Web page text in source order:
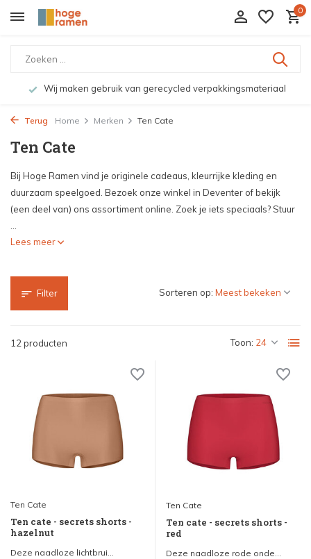
0
Wij maken gebruik van gerecycled verpakkingsmateriaal
Terug Home Merken Ten Cate
Ten Cate
Bij Hoge Ramen vind je originele cadeaus, kleurrijke kleding en
duurzaam speelgoed. Bezoek onze winkel in Deventer of bekijk
(een deel van) ons assortiment online. Zoek je iets speciaals? Stuur
Lees meer
Filter
12 producten Toon:
Sorteren op:
Ten Cate
Ten cate - secrets shorts -
hazelnut
Deze naadloze lichtbrui...
Ten Cate
Ten cate - secrets shorts -
red
Deze naadloze rode onde...